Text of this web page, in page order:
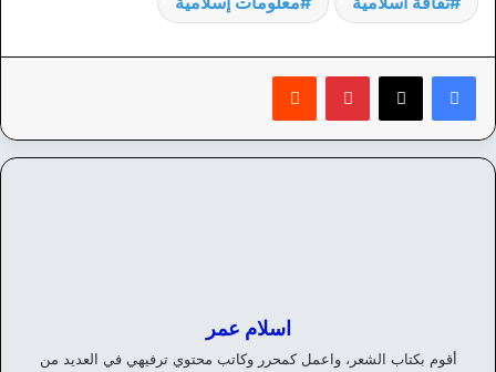
بينتيريست
اسلام عمر
أقوم بكتاب الشعر، واعمل كمحرر وكاتب محتوي ترفيهي في العديد من